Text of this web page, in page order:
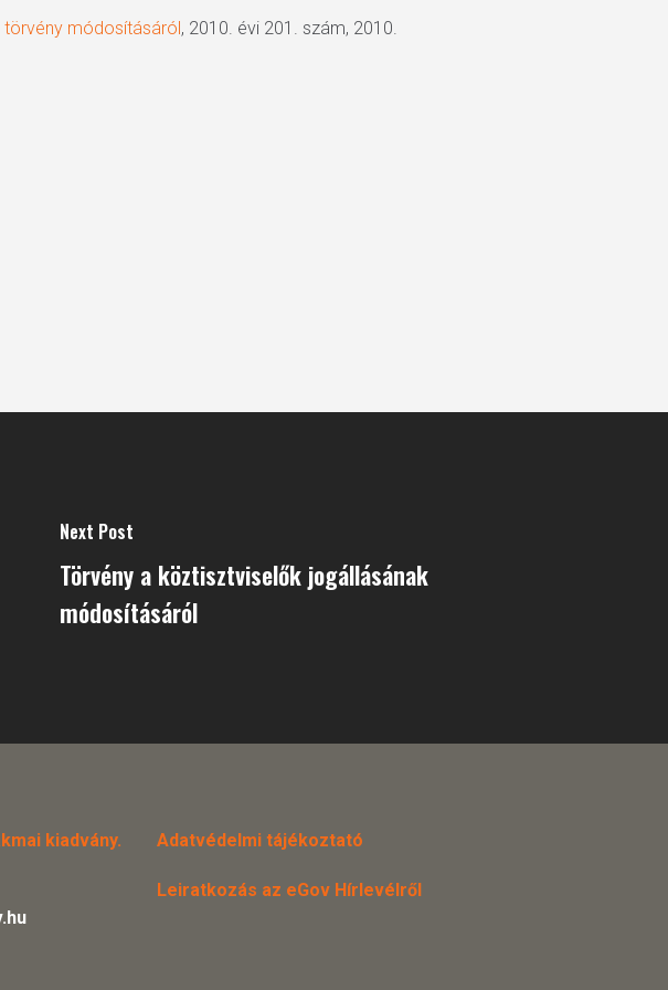
törvény módosításáról, 2010. évi 201. szám, 2010.
Next Post
Törvény a köztisztviselők jogállásának
módosításáról
kiadvány.
Adatvédelmi tájékoztató
Leiratkozás az eGov Hírlevélről